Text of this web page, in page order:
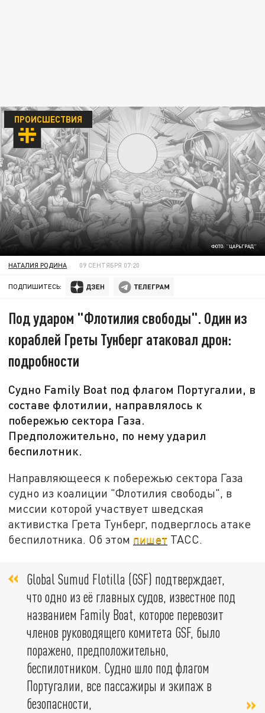
ФОТО: "ЦАРЬГРАД"
ПРОИСШЕСТВИЯ
НАТАЛИЯ РОДИНА 09 СЕНТЯБРЯ 07:20
ПОДПИШИТЕСЬ:
Под ударом "Флотилия свободы". Один из
кораблей Греты Тунберг атаковал дрон:
подробности
Судно Family Boat под флагом Португалии, в
составе флотилии, направлялось к
побережью сектора Газа.
Предположительно, по нему ударил
беспилотник.
Направляющееся к побережью сектора Газа
судно из коалиции "Флотилия свободы", в
миссии которой участвует шведская
активистка Грета Тунберг, подверглось атаке
беспилотника. Об этом пишет ТАСС.
Global Sumud Flotilla (GSF) подтверждает,
что одно из её главных судов, известное под
названием Family Boat, которое перевозит
членов руководящего комитета GSF, было
поражено, предположительно,
беспилотником. Судно шло под флагом
Португалии, все пассажиры и экипаж в
безопасности,